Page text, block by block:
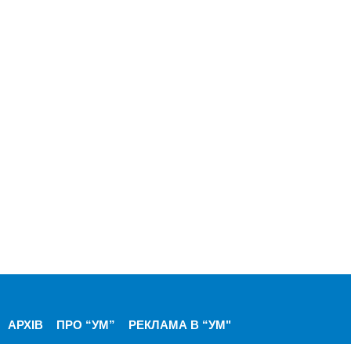
АРХІВ ПРО “УМ” РЕКЛАМА В “УМ"